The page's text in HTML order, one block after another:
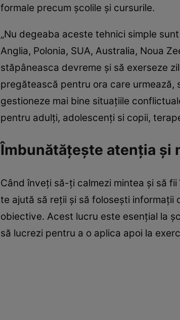
formale precum școlile și cursurile.
„Nu degeaba aceste tehnici simple
Anglia, Polonia, SUA, Australia, Noua
stăpâneasca devreme și să exerseze
pregătească pentru ora care urmează,
gestioneze mai bine situațiile
pentru adulți, adolescenți si copii,
Îmbunătățește atenția și
Când înveți să-ți calmezi mintea și să
te ajută să reții și să folosești informații
obiective. Acest lucru este esențial la
să lucrezi pentru a o aplica apoi la